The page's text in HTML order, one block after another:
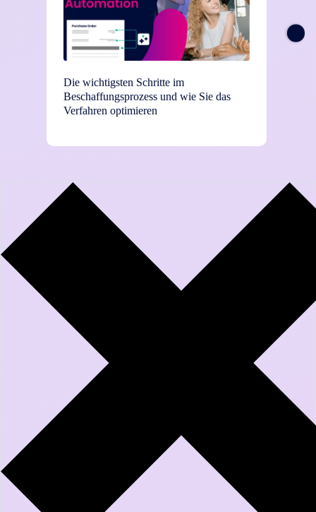
Die wichtigsten Schritte im
Beschaffungsprozess und wie Sie das
Verfahren optimieren